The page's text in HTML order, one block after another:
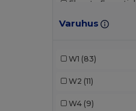
Elevate Essentials
Elevate Life
Varuhus
W1 (83)
W2 (11)
W4 (9)